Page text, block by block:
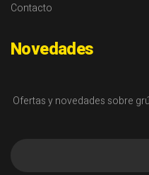
Contacto
Novedades
Ofertas y novedades sobre